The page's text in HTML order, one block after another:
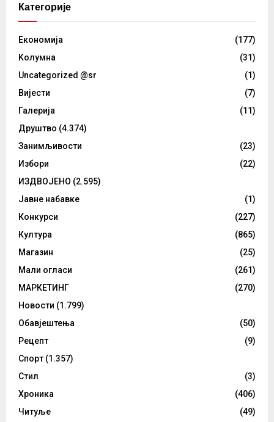
Категорије
Eкономија
(177)
Kолумнa
(31)
Uncategorized @sr
(1)
Вијести
(7)
Галерија
(11)
Друштво (4.374)
Занимљивости
(23)
Избори
(22)
ИЗДВОЈЕНО (2.595)
Јавне набавке
(1)
Конкурси
(227)
Култура
(865)
Магазин
(25)
Мали огласи
(261)
МАРКЕТИНГ
(270)
Новости (1.799)
Обавјештења
(50)
Рецепт
(9)
Спорт (1.357)
Стил
(3)
Хроника
(406)
Читуље
(49)